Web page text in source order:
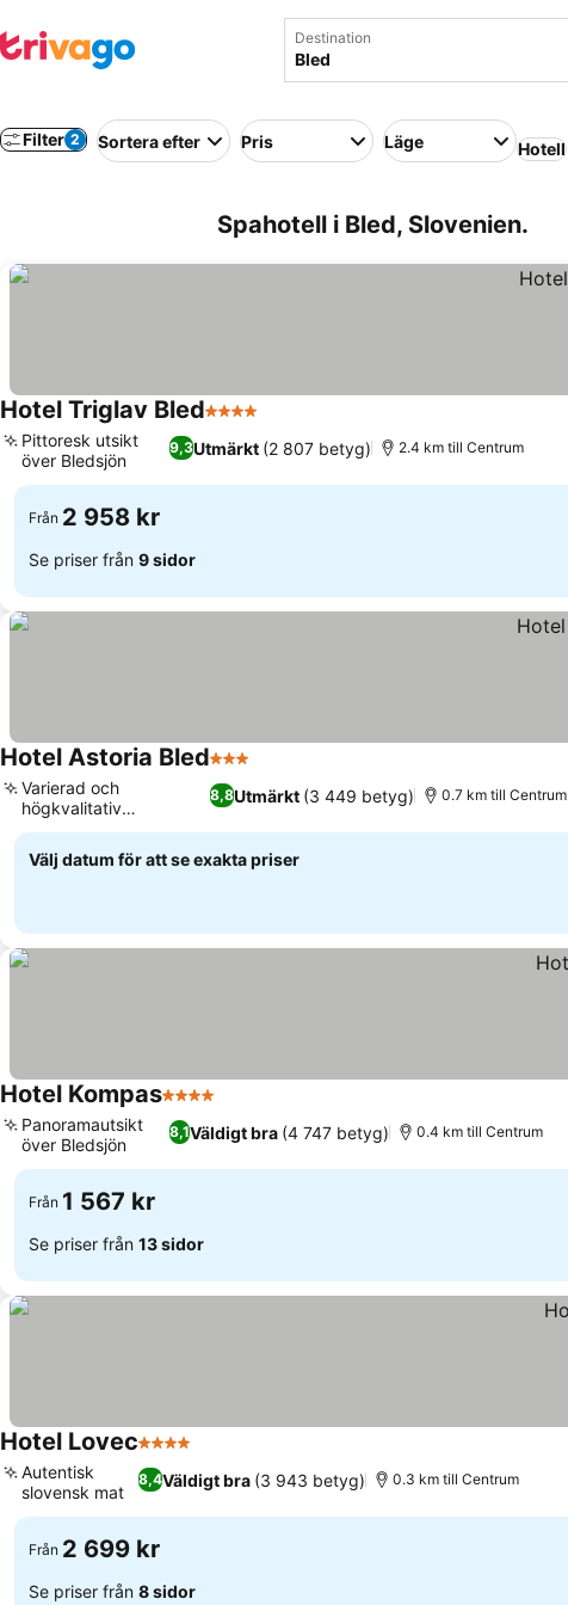
Destination
Filter 2 Sortera efter Pris Läge Hotell
Spahotell i Bled, Slovenien.
Hotel Triglav Bled4 Stjärnor
9,3Utmärkt (2 807 betyg)
Pittoresk utsikt
över Bledsjön
2.4 km till Centrum
Från 2 958 kr
Se priser från 9 sidor
Hotel Astoria Bled3 Stjärnor
8,8Utmärkt (3 449 betyg)
Varierad och
högkvalitativ
frukostbuffé
0.7 km till Centrum
Välj datum för att se exakta priser
Hotel Kompas4 Stjärnor
8,1Väldigt bra (4 747 betyg)
Panoramautsikt
över Bledsjön
0.4 km till Centrum
Från 1 567 kr
Se priser från 13 sidor
Hotel Lovec4 Stjärnor
8,4Väldigt bra (3 943 betyg)
Autentisk
slovensk mat
0.3 km till Centrum
Från 2 699 kr
Se priser från 8 sidor